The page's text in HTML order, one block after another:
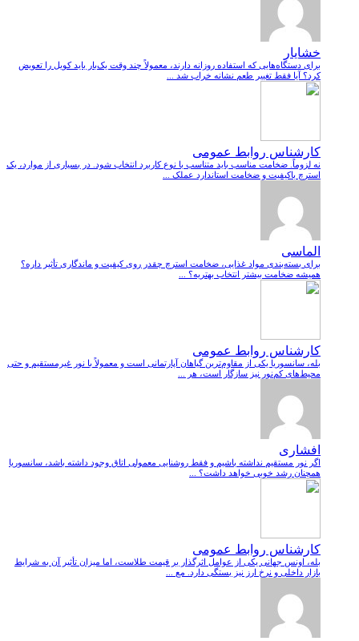
خشایار
برای دستگاه‌هایی که استفاده روزانه دارند، معمولاً چند وقت یک‌بار باید کویل را تعویض
کرد؟ آیا فقط تغییر طعم نشانه خراب شد ...
کارشناس روابط عمومی
نه لزوماً. ضخامت مناسب باید متناسب با نوع کاربرد انتخاب شود. در بسیاری از موارد، یک
استرچ باکیفیت و ضخامت استاندارد عملک ...
الماسی
برای بسته‌بندی مواد غذایی، ضخامت استرچ چقدر روی کیفیت و ماندگاری تأثیر داره؟
همیشه ضخامت بیشتر انتخاب بهتریه؟ ...
کارشناس روابط عمومی
بله، سانسوریا یکی از مقاوم‌ترین گیاهان آپارتمانی است و معمولاً با نور غیرمستقیم و حتی
محیط‌های کم‌نور نیز سازگار است، هر ...
افشاری
اگر نور مستقیم نداشته باشیم و فقط روشنایی معمولی اتاق وجود داشته باشد، سانسوریا
همچنان رشد خوبی خواهد داشت؟ ...
کارشناس روابط عمومی
بله، اونس جهانی یکی از عوامل اثرگذار بر قیمت طلاست، اما میزان تأثیر آن به شرایط
بازار داخلی و نرخ ارز نیز بستگی دارد. مع ...